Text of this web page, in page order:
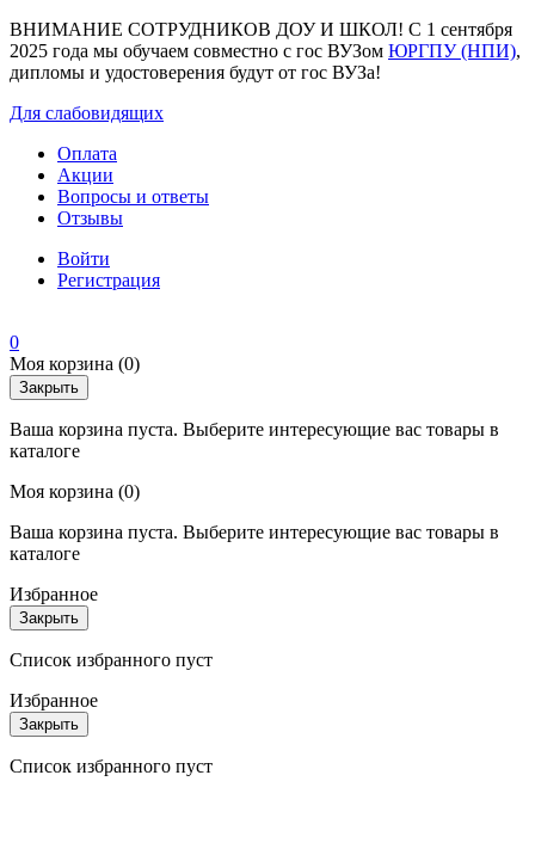
ВНИМАНИЕ СОТРУДНИКОВ ДОУ И ШКОЛ! С 1 сентября
2025 года мы обучаем совместно с гос ВУЗом ЮРГПУ (НПИ),
дипломы и удостоверения будут от гос ВУЗа!
Для слабовидящих
Оплата
Акции
Вопросы и ответы
Отзывы
Войти
Регистрация
0
Моя корзина (0)
Закрыть
Ваша корзина пуста. Выберите интересующие вас товары в
каталоге
Моя корзина (0)
Ваша корзина пуста. Выберите интересующие вас товары в
каталоге
Избранное
Закрыть
Список избранного пуст
Избранное
Закрыть
Список избранного пуст